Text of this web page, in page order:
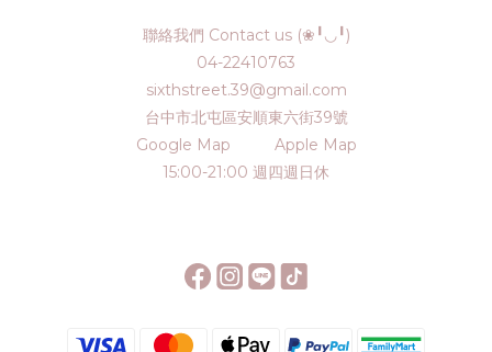
聯絡我們 Contact us (❀╹◡╹)
04-22410763
sixthstreet.39@gmail.com
台中市北屯區安順東六街39號
Google Map
Apple Map
15:00-21:00 週四週日休